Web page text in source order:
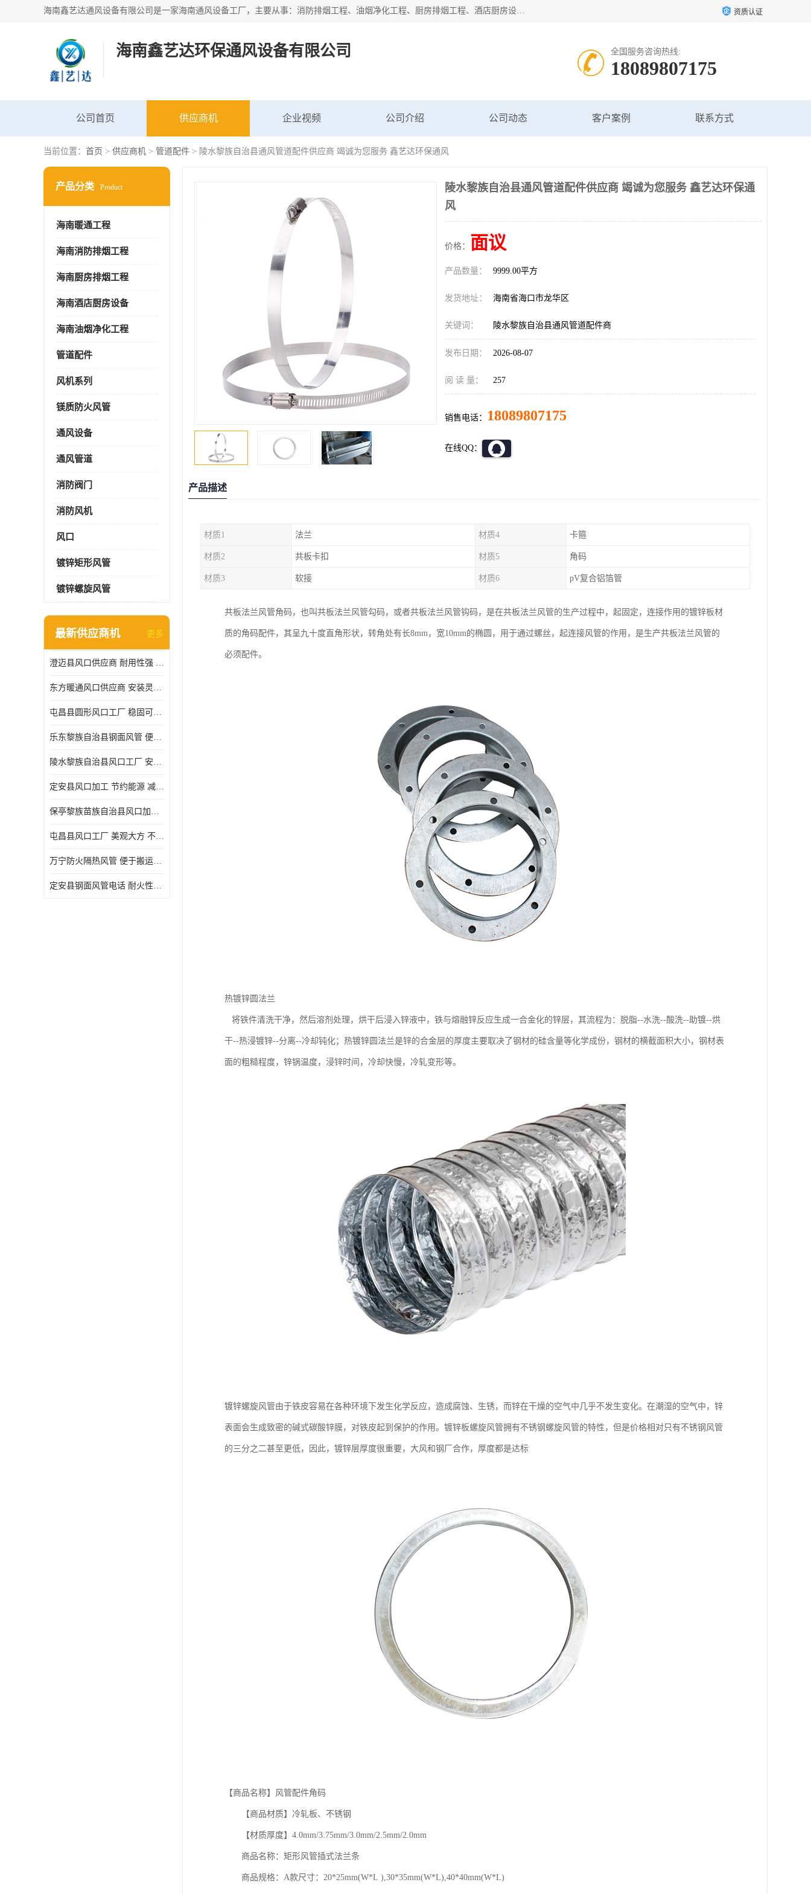
海南鑫艺达通风设备有限公司是一家海南通风设备工厂，主要从事：消防排烟工程、油烟净化工程、厨房排烟工程、酒店厨房设备、新风排风系统、镀锌铁皮管道加工、暖通工程、通风管道安装、消防火阀百叶风口等业务。公司拥有管道及配件一体化工厂生产线，良好的售后服务，良好的设计团队，良好的施工团队、良好管理人员，掌握畅通丰富的信息、市场渠道。 资质认证
海南鑫艺达环保通风设备有限公司 全国服务咨询热线:
18089807175
公司首页 供应商机 企业视频 公司介绍 公司动态 客户案例 联系方式
当前位置： 首页 > 供应商机 > 管道配件 > 陵水黎族自治县通风管道配件供应商 竭诚为您服务 鑫艺达环保通风
产品分类 Product
海南暖通工程
海南消防排烟工程
海南厨房排烟工程
海南酒店厨房设备
海南油烟净化工程
管道配件
风机系列
镁质防火风管
通风设备
通风管道
消防阀门
消防风机
风口
镀锌矩形风管
镀锌螺旋风管
最新供应商机 更多
澄迈县风口供应商 耐用性强 能够减少能源消耗
东方暖通风口供应商 安装灵活 调节功能强
屯昌县圆形风口工厂 稳固可靠 方便清洁和维修
乐东黎族自治县钢面风管 便于搬运和安装 能够抵抗高温和火灾
陵水黎族自治县风口工厂 安装简便 安装也相对容易
定安县风口加工 节约能源 减少能量损失
保亭黎族苗族自治县风口加工 减少能耗 以适应不同的需求
屯昌县风口工厂 美观大方 不仅具有实用功能
万宁防火隔热风管 便于搬运和安装 良好的导热性能
定安县钢面风管电话 耐火性能好 能够抵抗高温和火灾
陵水黎族自治县通风管道配件供应商 竭诚为您服务 鑫艺达环保通
风
价格： 面议
产品数量： 9999.00平方
发货地址： 海南省海口市龙华区
关键词： 陵水黎族自治县通风管道配件商
发布日期： 2026-08-07
阅 读 量： 257
销售电话： 18089807175
在线QQ：
产品描述
材质1 法兰 材质4 卡箍
材质2 共板卡扣 材质5 角码
材质3 软接 材质6 pV复合铝箔管
共板法兰风管角码，也叫共板法兰风管勾码，或者共板法兰风管钩码，是在共板法兰风管的生产过程中，起固定，连接作用的镀锌板材
质的角码配件，其呈九十度直角形状，转角处有长8mm，宽10mm的椭圆，用于通过螺丝，起连接风管的作用，是生产共板法兰风管的
必须配件。
热镀锌圆法兰
将铁件清洗干净，然后溶剂处理，烘干后浸入锌液中，铁与熔融锌反应生成一合金化的锌层，其流程为：脱脂--水洗--酸洗--助镀--烘
干--热浸镀锌--分离--冷却钝化；热镀锌圆法兰是锌的合金层的厚度主要取决了钢材的硅含量等化学成份，钢材的横截面积大小，钢材表
面的粗糙程度，锌锅温度，浸锌时间，冷却快慢，冷轧变形等。
镀锌螺旋风管由于铁皮容易在各种环境下发生化学反应，造成腐蚀、生锈，而锌在干燥的空气中几乎不发生变化。在潮湿的空气中，锌
表面会生成致密的碱式碳酸锌膜，对铁皮起到保护的作用。镀锌板螺旋风管拥有不锈钢螺旋风管的特性，但是价格相对只有不锈钢风管
的三分之二甚至更低，因此，镀锌层厚度很重要，大风和钢厂合作，厚度都是达标
【商品名称】风管配件角码
【商品材质】冷轧板、不锈钢
【材质厚度】4.0mm/3.75mm/3.0mm/2.5mm/2.0mm
商品名称：矩形风管插式法兰条
商品规格：A款尺寸：20*25mm(W*L ),30*35mm(W*L),40*40mm(W*L)